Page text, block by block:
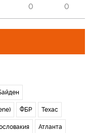
0 0
ФБР Техас
Атланта